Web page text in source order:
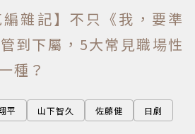
雜記】不只《我，要準
到下屬，5大常見職場性
種？
平 山下智久 佐藤健 日劇